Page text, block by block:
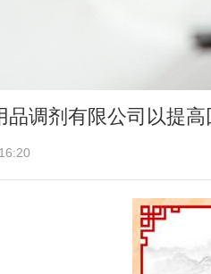
品调剂有限公司以提